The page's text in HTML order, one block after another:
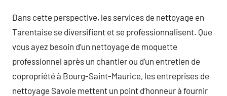
Dans cette perspective, les services de nettoyage en
Tarentaise se diversifient et se professionnalisent. Que
vous ayez besoin d’un nettoyage de moquette
professionnel après un chantier ou d’un entretien de
copropriété à Bourg-Saint-Maurice, les entreprises de
nettoyage Savoie mettent un point d’honneur à fournir